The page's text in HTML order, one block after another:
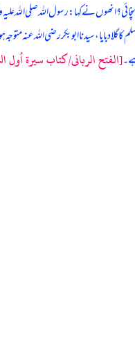
انھوں نے کہا: رسول اللہ صلی اللہ
دبایا، سیدنا ابو بکر رضی اللہ عنہ
[الفتح الربانی/كتاب سيرة أول